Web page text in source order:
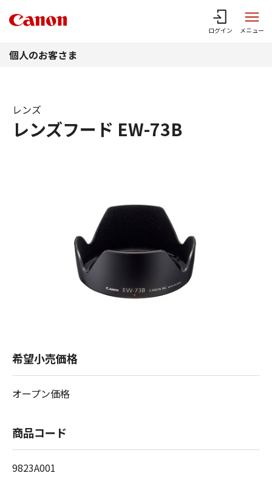
ログイン メニュー
個人のお客さま
レンズフード EW-73B
レンズ
希望小売価格
オープン価格
商品コード
9823A001